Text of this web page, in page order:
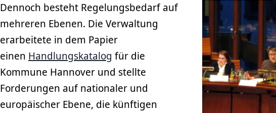
Dennoch besteht Regelungsbedarf auf
mehreren Ebenen. Die Verwaltung
erarbeitete in dem Papier
einen Handlungskatalog für die
Kommune Hannover und stellte
Forderungen auf nationaler und
europäischer Ebene, die künftigen